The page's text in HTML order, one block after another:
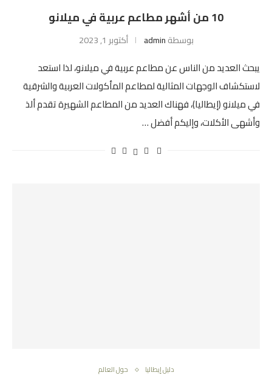
10 من أشهر مطاعم عربية في ميلانو
بوسطةadmin أكتوبر 1, 2023
يبحث العديد من الناس عن مطاعم عربية في ميلانو، لذا استعد
لاستكشاف الوجهات المثالية لمطاعم المأكولات العربية والشرقية
في ميلانو (إيطاليا)، فهناك العديد من المطاعم الشهيرة تقدم ألذ
وأشهى الأكلات، وإليكم أفضل …
دليل إيطاليا حول العالم